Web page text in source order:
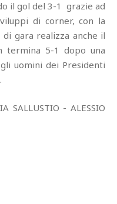
il gol del 3-1 grazie ad
di corner, con la
gara realizza anche il
5-1 dopo una
uomini dei Presidenti
SALLUSTIO - ALESSIO